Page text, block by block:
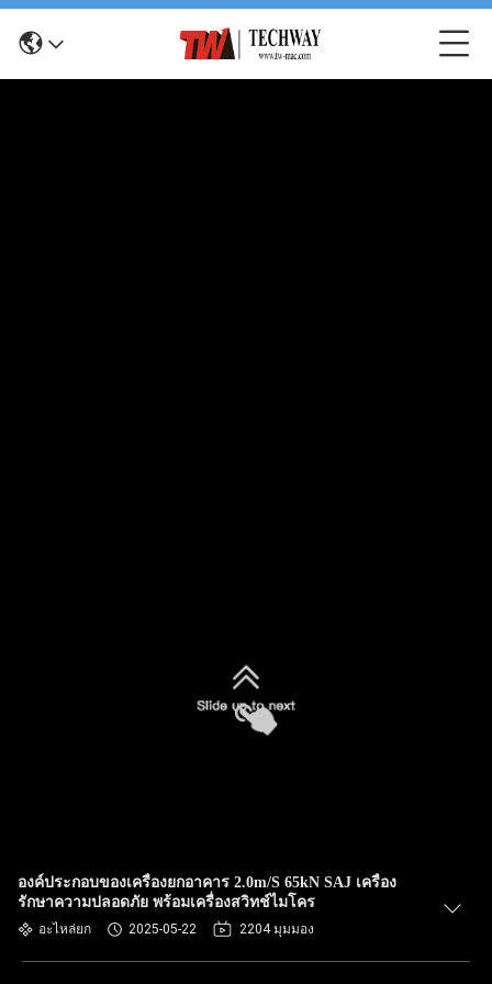
องค์ประกอบของเครื่องยกอาคาร 2.0m/S 65kN SAJ เครื่อง
รักษาความปลอดภัย พร้อมเครื่องสวิทช์ไมโคร
อะไหล่ยก 2025-05-22 2204 มุมมอง